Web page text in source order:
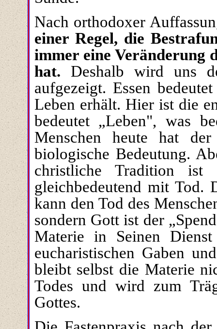
Nach orthodoxer
einer Regel, die
immer eine Veränderung
hat. Deshalb wird uns
aufgezeigt. Essen
Leben erhält. Hier ist die
bedeutet „Leben", was
Menschen heute hat
biologische Bedeutung.
christliche Tradition
gleichbedeutend mit Tod.
kann den Tod des
sondern Gott ist der
Materie in Seinen
eucharistischen Gaben
bleibt selbst die Materie
Todes und wird zum
Gottes.